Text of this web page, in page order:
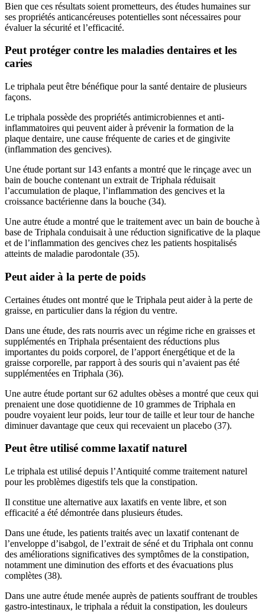
Bien que ces résultats soient prometteurs, des études humaines sur
ses propriétés anticancéreuses potentielles sont nécessaires pour
évaluer la sécurité et l’efficacité.
Peut protéger contre les maladies dentaires et les
caries
Le triphala peut être bénéfique pour la santé dentaire de plusieurs
façons.
Le triphala possède des propriétés antimicrobiennes et anti-
inflammatoires qui peuvent aider à prévenir la formation de la
plaque dentaire, une cause fréquente de caries et de gingivite
(inflammation des gencives).
Une étude portant sur 143 enfants a montré que le rinçage avec un
bain de bouche contenant un extrait de Triphala réduisait
l’accumulation de plaque, l’inflammation des gencives et la
croissance bactérienne dans la bouche (34).
Une autre étude a montré que le traitement avec un bain de bouche à
base de Triphala conduisait à une réduction significative de la plaque
et de l’inflammation des gencives chez les patients hospitalisés
atteints de maladie parodontale (35).
Peut aider à la perte de poids
Certaines études ont montré que le Triphala peut aider à la perte de
graisse, en particulier dans la région du ventre.
Dans une étude, des rats nourris avec un régime riche en graisses et
supplémentés en Triphala présentaient des réductions plus
importantes du poids corporel, de l’apport énergétique et de la
graisse corporelle, par rapport à des souris qui n’avaient pas été
supplémentées en Triphala (36).
Une autre étude portant sur 62 adultes obèses a montré que ceux qui
prenaient une dose quotidienne de 10 grammes de Triphala en
poudre voyaient leur poids, leur tour de taille et leur tour de hanche
diminuer davantage que ceux qui recevaient un placebo (37).
Peut être utilisé comme laxatif naturel
Le triphala est utilisé depuis l’Antiquité comme traitement naturel
pour les problèmes digestifs tels que la constipation.
Il constitue une alternative aux laxatifs en vente libre, et son
efficacité a été démontrée dans plusieurs études.
Dans une étude, les patients traités avec un laxatif contenant de
l’enveloppe d’isabgol, de l’extrait de séné et du Triphala ont connu
des améliorations significatives des symptômes de la constipation,
notamment une diminution des efforts et des évacuations plus
complètes (38).
Dans une autre étude menée auprès de patients souffrant de troubles
gastro-intestinaux, le triphala a réduit la constipation, les douleurs